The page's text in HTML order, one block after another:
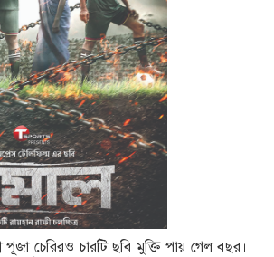
পূজা চেরিরও চারটি ছবি মুক্তি পায় গেল বছর।